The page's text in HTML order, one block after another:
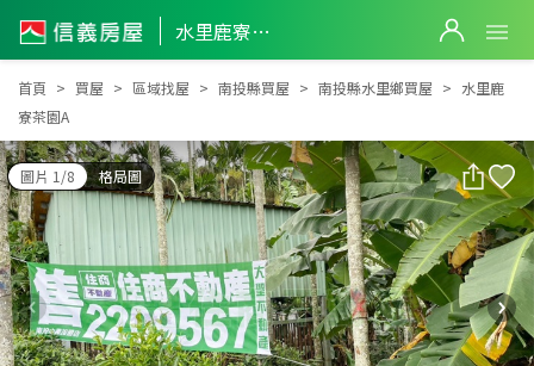
水里鹿寮茶園A
水里鹿寮茶園A
首頁 買屋 區域找屋 南投縣買屋 南投縣水里鄉買屋
水里鹿
寮茶園A
圖片 1/8 格局圖